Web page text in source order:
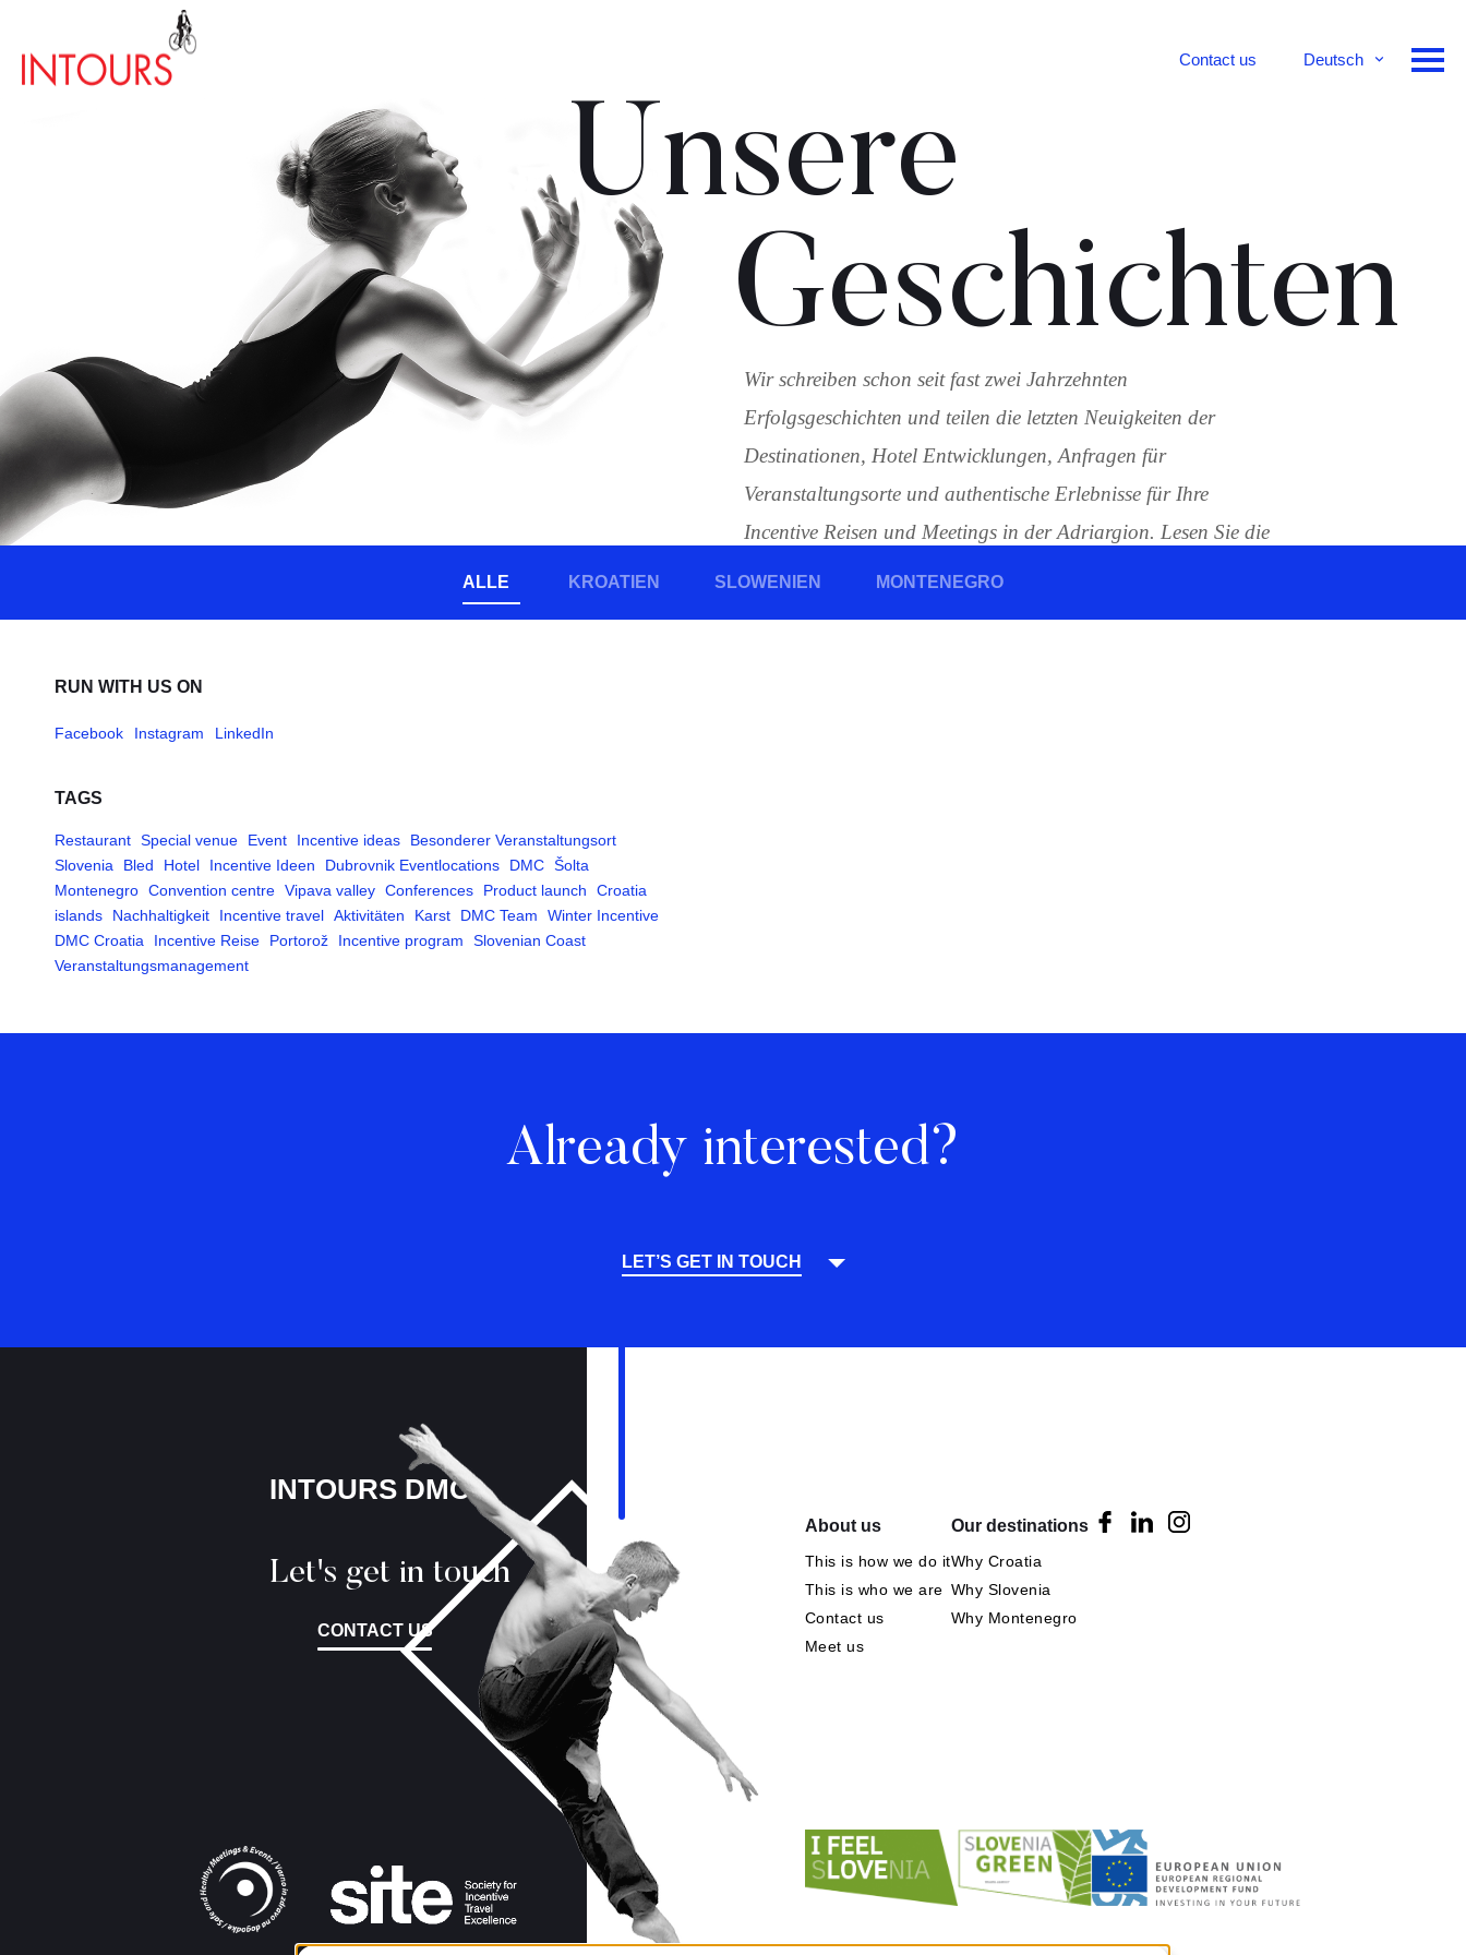
Contact us
Deutsch
Unsere
Geschichten
Wir schreiben schon seit fast zwei Jahrzehnten
Erfolgsgeschichten und teilen die letzten Neuigkeiten der
Destinationen, Hotel Entwicklungen, Anfragen für
Veranstaltungsorte und authentische Erlebnisse für Ihre
Incentive Reisen und Meetings in der Adriargion. Lesen Sie die
Geschichten von Eventmanagern, die Kroatien, Montenegro
ALLE KROATIEN SLOWENIEN MONTENEGRO
RUN WITH US ON
Facebook Instagram LinkedIn
TAGS
Restaurant Special venue Event Incentive ideas
Besonderer Veranstaltungsort
Slovenia
Bled Hotel Incentive Ideen Dubrovnik Eventlocations DMC Šolta
Montenegro Convention centre Vipava valley Conferences Product launch
Croatia
islands
Nachhaltigkeit Incentive travel Aktivitäten Karst DMC Team
Winter Incentive
DMC Croatia
Incentive Reise Portorož Incentive program
Slovenian Coast
Veranstaltungsmanagement
Already interested?
LET’S GET IN TOUCH
INTOURS DMC
Let's get in touch
CONTACT US
About us
This is how we do it
This is who we are
Contact us
Meet us
Our destinations
Why Croatia
Why Slovenia
Why Montenegro